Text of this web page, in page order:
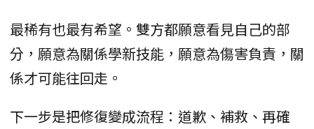
最稀有也最有希望。雙方都願意看見自己的部
分，願意為關係學新技能，願意為傷害負責，關
係才可能往回走。
下一步是把修復變成流程：道歉、補救、再確